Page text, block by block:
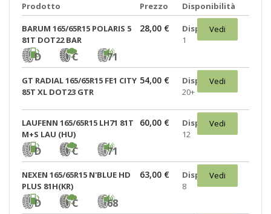
Prodotto Prezzo Disponibilità
BARUM 165/65R15 POLARIS 5
81T DOT22 BAR
D C 71
28,00 €
Disponibili:
1
Vedi
GT RADIAL 165/65R15 FE1 CITY
85T XL DOT23 GTR
54,00 €
Disponibili:
20+
Vedi
LAUFENN 165/65R15 LH71 81T
M+S LAU (HU)
D C 71
60,00 €
Disponibili:
12
Vedi
NEXEN 165/65R15 N'BLUE HD
PLUS 81H(KR)
D C 68
63,00 €
Disponibili:
8
Vedi